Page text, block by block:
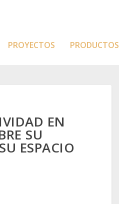
PROYECTOS PRODUCTOS
EN
SU
ESPACIO